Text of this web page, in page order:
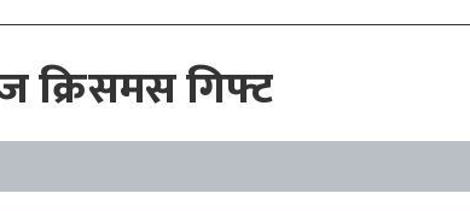
क्रिसमस गिफ्ट